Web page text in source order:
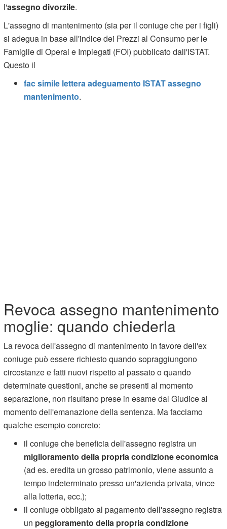
l'assegno divorzile.
L'assegno di mantenimento (sia per il coniuge che per i figli)
si adegua in base all'indice dei Prezzi al Consumo per le
Famiglie di Operai e Impiegati (FOI) pubblicato dall'ISTAT.
Questo il
fac simile lettera adeguamento ISTAT assegno
mantenimento.
Revoca assegno mantenimento
moglie: quando chiederla
La revoca dell'assegno di mantenimento in favore dell'ex
coniuge può essere richiesto quando sopraggiungono
circostanze e fatti nuovi rispetto al passato o quando
determinate questioni, anche se presenti al momento
separazione, non risultano prese in esame dal Giudice al
momento dell'emanazione della sentenza. Ma facciamo
qualche esempio concreto:
il coniuge che beneficia dell'assegno registra un
miglioramento della propria condizione economica
(ad es. eredita un grosso patrimonio, viene assunto a
tempo indeterminato presso un'azienda privata, vince
alla lotteria, ecc.);
il coniuge obbligato al pagamento dell'assegno registra
un peggioramento della propria condizione